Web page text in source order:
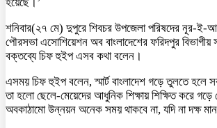
হয়েছে।’
শনিবার(২৭ মে) দুপুরে শিবচর উপজেলা পরিষদের নূর-ই-
পৌরসভা এসোশিয়েশন অব বাংলাদেশের ফরিদপুর বিভাগীয়
বক্তব্যে চিফ হুইপ এসব কথা বলেন।
এসময় চিফ হুইপ বলেন, স্মার্ট বাংলাদেশ গড়ে তুলতে হলে
তা হলো ছেলে-মেয়েদের আধুনিক শিক্ষায় শিক্ষিত করে গড়ে
অবকাঠামো উন্নয়ন অনেক সময় থাকবে না, যদি না দক্ষ